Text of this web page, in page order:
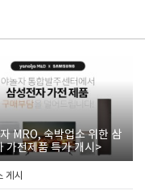
MRO, 숙박업소 위한 삼
가전제품 특가 개시>
게시